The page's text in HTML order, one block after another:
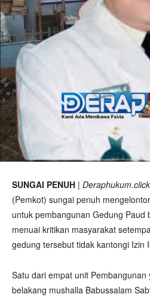
SUNGAI PENUH | Deraphukum.click
(Pemkot) sungai penuh
untuk pembangunan Gedung
menuai kritikan masyarakat
gedung tersebut tidak kantongi Izin
Satu dari empat unit Pembangunan
belakang mushalla Babussalam